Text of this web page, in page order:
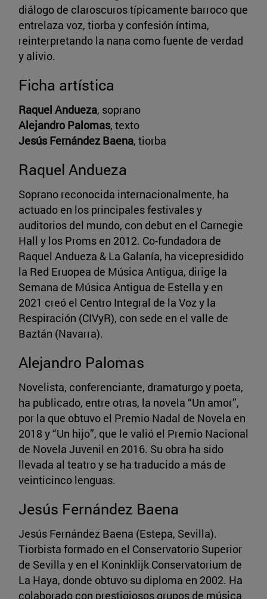
diálogo de claroscuros típicamente barroco que
entrelaza voz, tiorba y confesión íntima,
reinterpretando la nana como fuente de verdad
y alivio.
Ficha artística
Raquel Andueza, soprano
Alejandro Palomas, texto
Jesús Fernández Baena, tiorba
Raquel Andueza
Soprano reconocida internacionalmente, ha
actuado en los principales festivales y
auditorios del mundo, con debut en el Carnegie
Hall y los Proms en 2012. Co-fundadora de
Raquel Andueza & La Galanía, ha vicepresidido
la Red Eruopea de Música Antigua, dirige la
Semana de Música Antigua de Estella y en
2021 creó el Centro Integral de la Voz y la
Respiración (CIVyR), con sede en el valle de
Baztán (Navarra).
Alejandro Palomas
Novelista, conferenciante, dramaturgo y poeta,
ha publicado, entre otras, la novela “Un amor”,
por la que obtuvo el Premio Nadal de Novela en
2018 y “Un hijo”, que le valió el Premio Nacional
de Novela Juvenil en 2016. Su obra ha sido
llevada al teatro y se ha traducido a más de
veinticinco lenguas.
Jesús Fernández Baena
Jesús Fernández Baena (Estepa, Sevilla).
Tiorbista formado en el Conservatorio Superior
de Sevilla y en el Koninklijk Conservatorium de
La Haya, donde obtuvo su diploma en 2002. Ha
colaborado con prestigiosos grupos de música